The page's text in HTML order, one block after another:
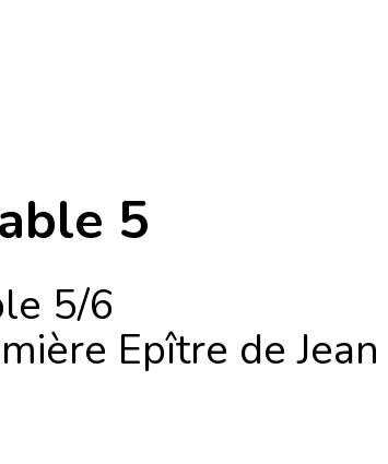
5
5/6
Epître de Jean